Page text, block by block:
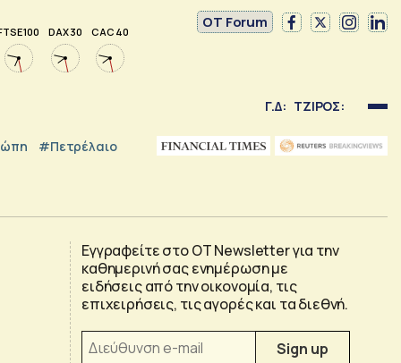
100 DAX 30 CAC 40
OT Forum
Γ.Δ: ΤΖΙΡΟΣ:
#Πετρέλαιο
Εγγραφείτε στο OT Newsletter για την
καθημερινή σας ενημέρωση με
ειδήσεις από την οικονομία, τις
επιχειρήσεις, τις αγορές και τα διεθνή.